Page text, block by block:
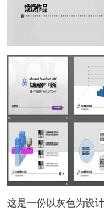
这是一份以灰色为设